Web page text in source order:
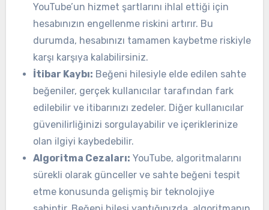
YouTube’un hizmet şartlarını ihlal ettiği için
hesabınızın engellenme riskini artırır. Bu
durumda, hesabınızı tamamen kaybetme riskiyle
karşı karşıya kalabilirsiniz.
İtibar Kaybı: Beğeni hilesiyle elde edilen sahte
beğeniler, gerçek kullanıcılar tarafından fark
edilebilir ve itibarınızı zedeler. Diğer kullanıcılar
güvenilirliğinizi sorgulayabilir ve içeriklerinize
olan ilgiyi kaybedebilir.
Algoritma Cezaları: YouTube, algoritmalarını
sürekli olarak günceller ve sahte beğeni tespit
etme konusunda gelişmiş bir teknolojiye